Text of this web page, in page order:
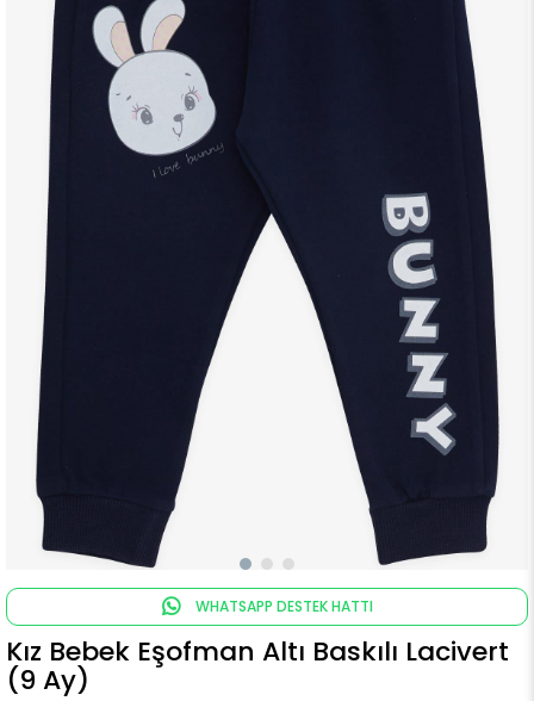
WHATSAPP DESTEK HATTI
Kız Bebek Eşofman Altı Baskılı Lacivert
(9 Ay)